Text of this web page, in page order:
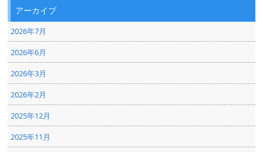
アーカイブ
2026年7月
2026年6月
2026年3月
2026年2月
2025年12月
2025年11月